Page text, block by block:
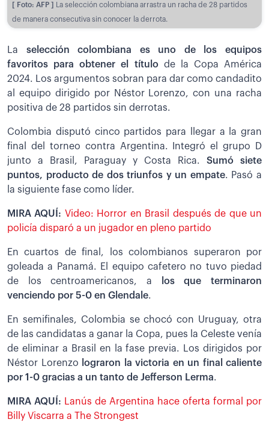
[ Foto: AFP ]
La selección colombiana arrastra un racha de 28 partidos
de manera consecutiva sin conocer la derrota.
La selección colombiana es uno de los equipos
favoritos para obtener el títulode la Copa América
2024. Los argumentos sobran para dar como candadito
al equipo dirigido por Néstor Lorenzo, con una racha
positiva de 28 partidos sin derrotas.
Colombia disputó cinco partidos para llegar a la gran
final del torneo contra Argentina. Integró el grupo D
junto a Brasil, Paraguay y Costa Rica. Sumó siete
puntos, producto de dos triunfos y un empate. Pasó a
la siguiente fase como líder.
MIRA AQUÍ: Video: Horror en Brasil después de que un
policía disparó a un jugador en pleno partido
En cuartos de final, los colombianos superaron por
goleada a Panamá. El equipo cafetero no tuvo piedad
de los centroamericanos, a
los que terminaron
venciendo por 5-0 en Glendale.
En semifinales, Colombia se chocó con Uruguay, otra
de las candidatas a ganar la Copa, pues la Celeste venía
de eliminar a Brasil en la fase previa. Los dirigidos por
Néstor Lorenzo
lograron la victoria en un final caliente
por 1-0 gracias a un tanto de Jefferson Lerma.
MIRA AQUÍ: Lanús de Argentina hace oferta formal por
Billy Viscarra a The Strongest